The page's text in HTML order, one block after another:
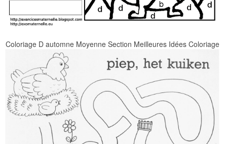
Coloriage D automne Moyenne Section Meilleures Idées Coloriage